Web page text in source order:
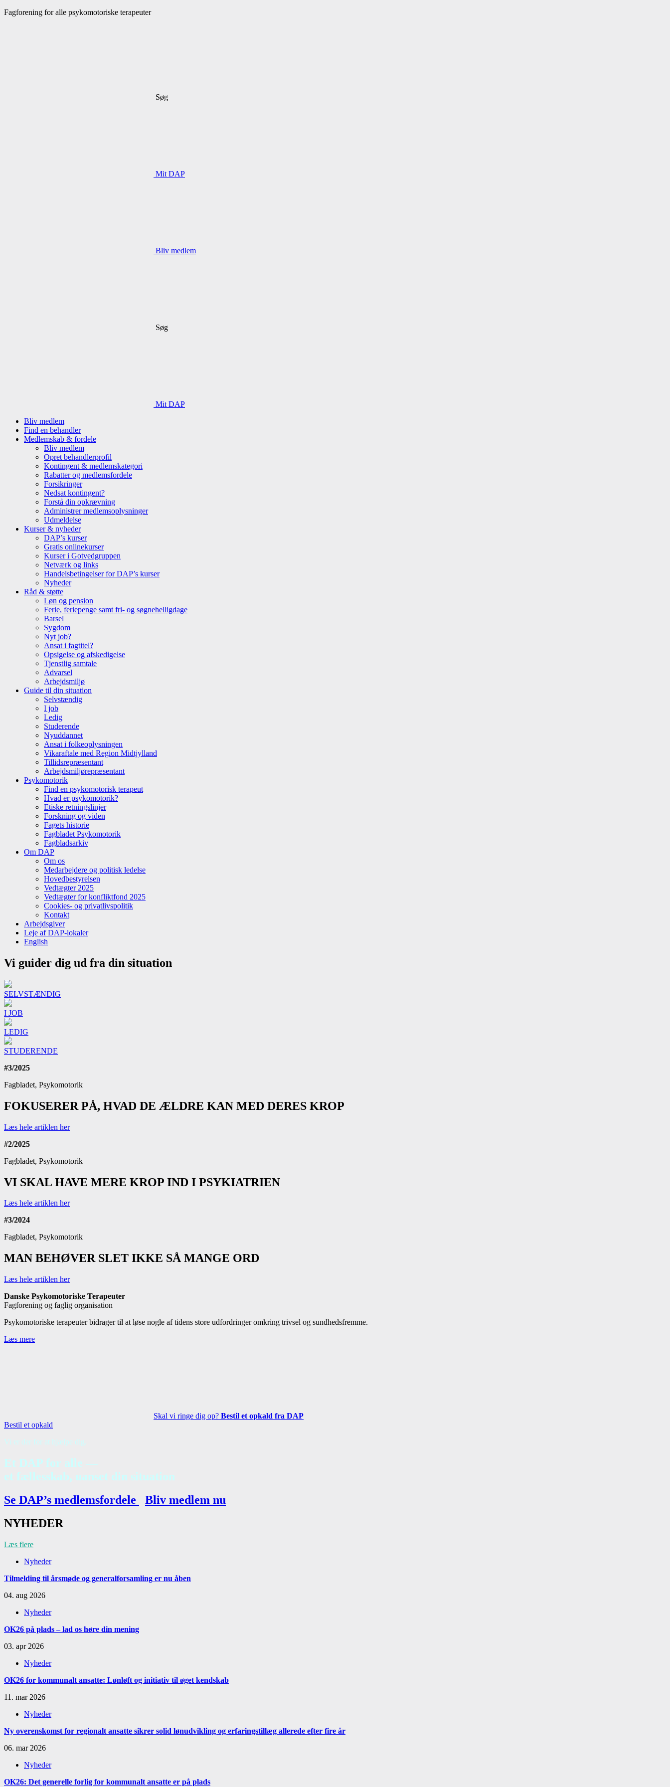
Fagforening for alle psykomotoriske terapeuter
Søg
Mit DAP
Bliv medlem
Søg
Mit DAP
Bliv medlem
Find en behandler
Medlemskab & fordele
Bliv medlem
Opret behandlerprofil
Kontingent & medlemskategori
Rabatter og medlemsfordele
Forsikringer
Nedsat kontingent?
Forstå din opkrævning
Administrer medlemsoplysninger
Udmeldelse
Kurser & nyheder
DAP’s kurser
Gratis onlinekurser
Kurser i Gotvedgruppen
Netværk og links
Handelsbetingelser for DAP’s kurser
Nyheder
Råd & støtte
Løn og pension
Ferie, feriepenge samt fri- og søgnehelligdage
Barsel
Sygdom
Nyt job?
Ansat i fagtitel?
Opsigelse og afskedigelse
Tjenstlig samtale
Advarsel
Arbejdsmiljø
Guide til din situation
Selvstændig
I job
Ledig
Studerende
Nyuddannet
Ansat i folkeoplysningen
Vikaraftale med Region Midtjylland
Tillidsrepræsentant
Arbejdsmiljørepræsentant
Psykomotorik
Find en psykomotorisk terapeut
Hvad er psykomotorik?
Etiske retningslinjer
Forskning og viden
Fagets historie
Fagbladet Psykomotorik
Fagbladsarkiv
Om DAP
Om os
Medarbejdere og politisk ledelse
Hovedbestyrelsen
Vedtægter 2025
Vedtægter for konfliktfond 2025
Cookies- og privatlivspolitik
Kontakt
Arbejdsgiver
Leje af DAP-lokaler
English
Vi guider dig ud fra din situation
SELVSTÆNDIG
I JOB
LEDIG
STUDERENDE
#3/2025
Fagbladet, Psykomotorik
FOKUSERER PÅ, HVAD DE ÆLDRE KAN MED DERES KROP
Læs hele artiklen her
#2/2025
Fagbladet, Psykomotorik
VI SKAL HAVE MERE KROP IND I PSYKIATRIEN
Læs hele artiklen her
#3/2024
Fagbladet, Psykomotorik
MAN BEHØVER SLET IKKE SÅ MANGE ORD
Læs hele artiklen her
Danske Psykomotoriske Terapeuter
Fagforening og faglig organisation
Psykomotoriske terapeuter bidrager til at løse nogle af tidens store udfordringer omkring trivsel og sundhedsfremme.
Læs mere
Skal vi ringe dig op? Bestil et opkald fra DAP
Bestil et opkald
Vi er der for at hjælpe dig.
Et DAP for alle —
et fællesskab, uanset din situation
Se DAP’s medlemsfordele
Bliv medlem nu
NYHEDER
Læs flere
Nyheder
Tilmelding til årsmøde og generalforsamling er nu åben
04. aug 2026
Nyheder
OK26 på plads – lad os høre din mening
03. apr 2026
Nyheder
OK26 for kommunalt ansatte: Lønløft og initiativ til øget kendskab
11. mar 2026
Nyheder
​Ny overenskomst for regionalt ansatte sikrer solid lønudvikling og erfaringstillæg allerede efter fire år
06. mar 2026
Nyheder
OK26: Det generelle forlig for kommunalt ansatte er på plads